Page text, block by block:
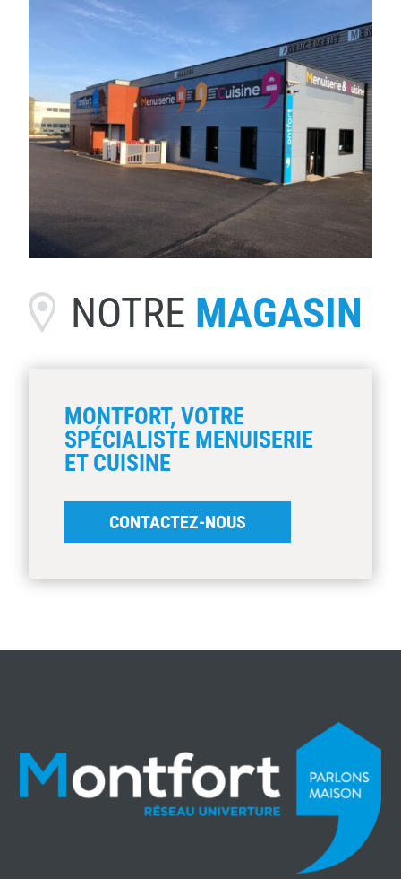
NOTRE MAGASIN
MONTFORT, VOTRE
SPÉCIALISTE MENUISERIE
ET CUISINE
CONTACTEZ-NOUS